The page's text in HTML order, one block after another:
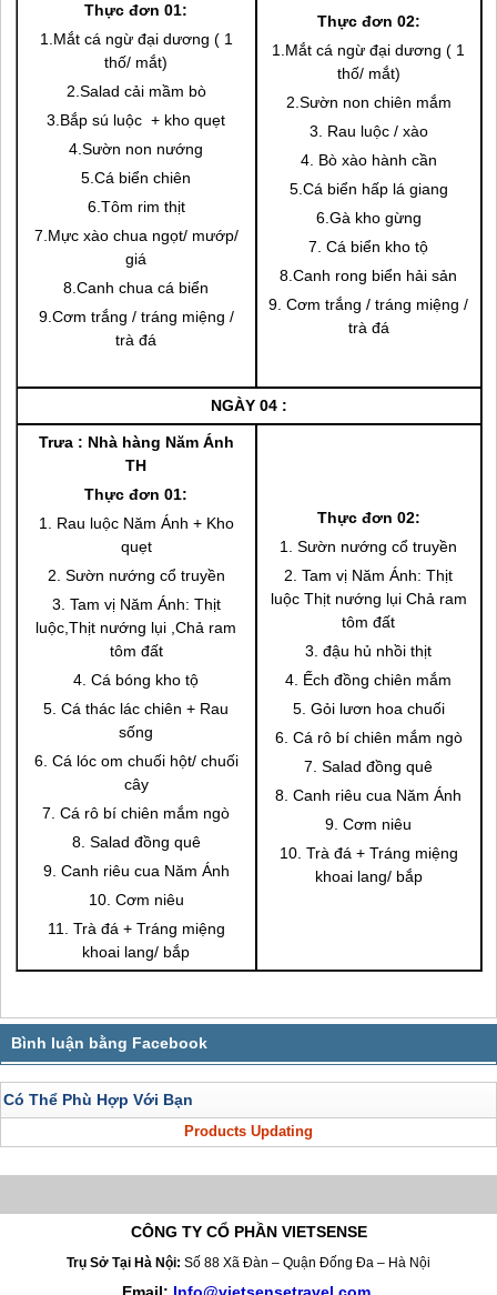
Thực đơn 01:
1.Mắt cá ngừ đại dương ( 1
thố/ mắt)
2.Salad cải mầm bò
3.Bắp sú luộc + kho quẹt
4.Sườn non nướng
5.Cá biển chiên
6.Tôm rim thịt
7.Mực xào chua ngọt/ mướp/
giá
8.Canh chua cá biển
9.Cơm trắng / tráng miệng /
trà đá
Thực đơn 02:
1.Mắt cá ngừ đại dương ( 1
thố/ mắt)
2.Sườn non chiên mắm
3. Rau luộc / xào
4. Bò xào hành cần
5.Cá biển hấp lá giang
6.Gà kho gừng
7. Cá biển kho tộ
8.Canh rong biển hải sản
9. Cơm trắng / tráng miệng /
trà đá
NGÀY 04 :
Trưa : Nhà hàng Năm Ánh
TH
Thực đơn 01:
1. Rau luộc Năm Ánh + Kho
quẹt
2. Sườn nướng cổ truyền
3. Tam vị Năm Ánh: Thịt
luộc,Thịt nướng lụi ,Chả ram
tôm đất
4. Cá bóng kho tộ
5. Cá thác lác chiên + Rau
sống
6. Cá lóc om chuối hột/ chuối
cây
7. Cá rô bí chiên mắm ngò
8. Salad đồng quê
9. Canh riêu cua Năm Ánh
10. Cơm niêu
11. Trà đá + Tráng miệng
khoai lang/ bắp
Thực đơn 02:
1. Sườn nướng cổ truyền
2. Tam vị Năm Ánh: Thịt
luộc Thịt nướng lụi Chả ram
tôm đất
3. đậu hủ nhồi thịt
4. Ếch đồng chiên mắm
5. Gỏi lươn hoa chuối
6. Cá rô bí chiên mắm ngò
7. Salad đồng quê
8. Canh riêu cua Năm Ánh
9. Cơm niêu
10. Trà đá + Tráng miệng
khoai lang/ bắp
Có Thể Phù Hợp Với Bạn
Products Updating
CÔNG TY CỔ PHẦN VIETSENSE
Trụ Sở Tại Hà Nội: Số 88 Xã Đàn – Quận Đống Đa – Hà Nội
Email: Info@vietsensetravel.com